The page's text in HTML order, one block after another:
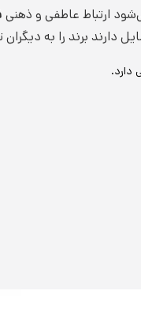
ارتباط عاطفی و ذهنی
دارند برند را به دیگران
دارد.